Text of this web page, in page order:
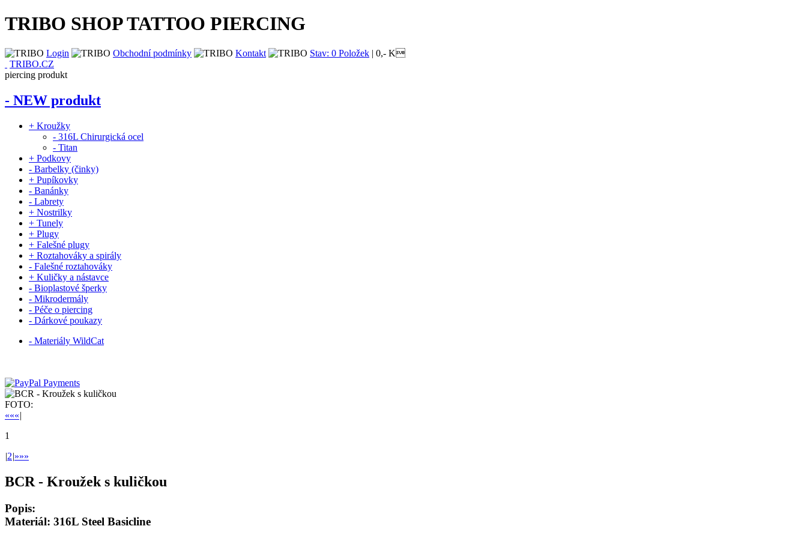
TRIBO SHOP TATTOO PIERCING
Login Obchodní podmínky Kontakt Stav: 0 Položek | 0,- K
TRIBO.CZ
piercing produkt
- NEW produkt
+ Kroužky
- 316L Chirurgická ocel
- Titan
+ Podkovy
- Barbelky (činky)
+ Pupíkovky
- Banánky
- Labrety
+ Nostrilky
+ Tunely
+ Plugy
+ Falešné plugy
+ Roztahováky a spirály
- Falešné roztahováky
+ Kuličky a nástavce
- Bioplastové šperky
- Mikrodermály
- Péče o piercing
- Dárkové poukazy
- Materiály WildCat
FOTO:
«««|
1
|2|»»»
BCR - Kroužek s kuličkou
Popis:
Materiál: 316L Steel Basicline